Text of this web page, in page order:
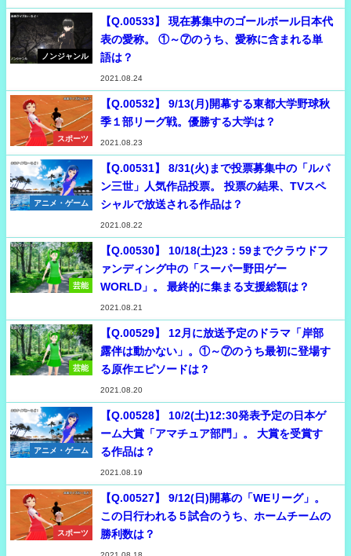
ノンジャンル
【Q.00533】 現在募集中のゴールボール日本代
表の愛称。 ①～⑦のうち、愛称に含まれる単
語は？
2021.08.24
スポーツ
【Q.00532】 9/13(月)開幕する東都大学野球秋
季１部リーグ戦。優勝する大学は？
2021.08.23
アニメ・ゲーム
【Q.00531】 8/31(火)まで投票募集中の「ルパ
ン三世」人気作品投票。 投票の結果、TVスペ
シャルで放送される作品は？
2021.08.22
芸能
【Q.00530】 10/18(土)23：59までクラウドフ
ァンディング中の「スーパー野田ゲー
WORLD」。 最終的に集まる支援総額は？
2021.08.21
芸能
【Q.00529】 12月に放送予定のドラマ「岸部
露伴は動かない」。①～⑦のうち最初に登場す
る原作エピソードは？
2021.08.20
アニメ・ゲーム
【Q.00528】 10/2(土)12:30発表予定の日本ゲ
ーム大賞「アマチュア部門」。 大賞を受賞す
る作品は？
2021.08.19
スポーツ
【Q.00527】 9/12(日)開幕の「WEリーグ」。
この日行われる５試合のうち、ホームチームの
勝利数は？